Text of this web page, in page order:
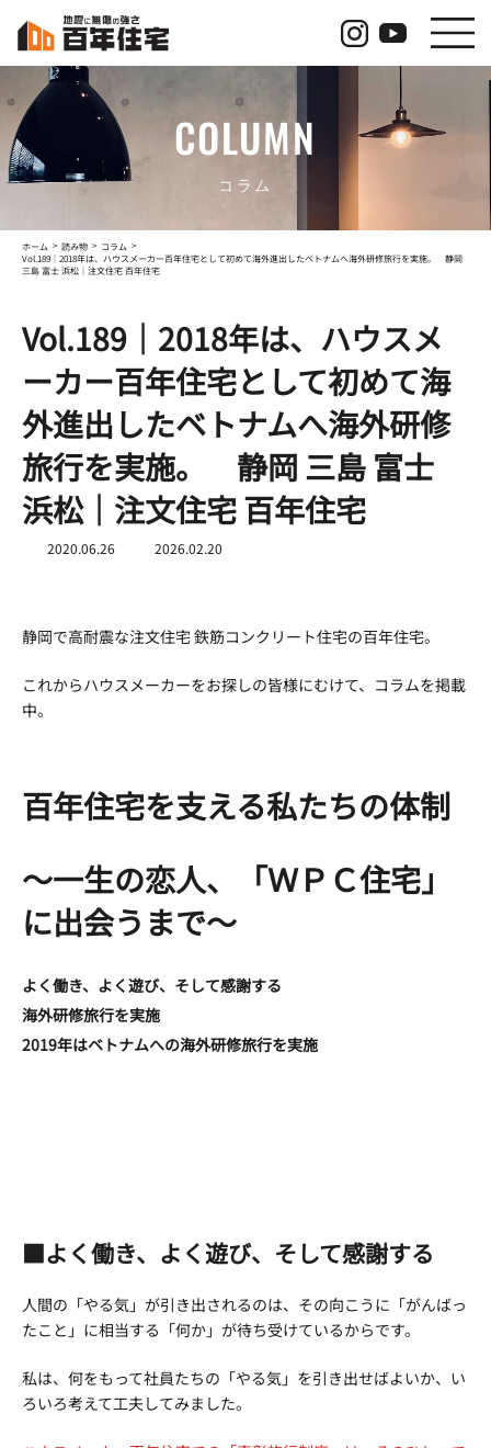
ツ
ス
キ
ッ
シ
ン
に
移
COLUMN
コラム
ホーム 読み物
コラム
Vol.189｜2018年は、ハウスメーカー百年住宅として初めて海外進出したベトナムへ海外研修旅行を実施。 静岡
三島 富士 浜松｜注文住宅 百年住宅
Vol.189｜2018年は、ハウスメ
ーカー百年住宅として初めて海
外進出したベトナムへ海外研修
旅行を実施。 静岡 三島 富士
浜松｜注文住宅 百年住宅
2020.06.26
最
日
時
2026.02.20
静岡で高耐震な注文住宅 鉄筋コンクリート住宅の百年住宅。
これからハウスメーカーをお探しの皆様にむけて、コラムを掲載
中。
百年住宅を支える私たちの体制
～一生の恋人、「ＷＰＣ住宅」
に出会うまで～
よく働き、よく遊び、そして感謝する
海外研修旅行を実施
2019年はベトナムへの海外研修旅行を実施
■よく働き、よく遊び、そして感謝する
人間の「やる気」が引き出されるのは、その向こうに「がんばっ
たこと」に相当する「何か」が待ち受けているからです。
私は、何をもって社員たちの「やる気」を引き出せばよいか、い
ろいろ考えて工夫してみました。